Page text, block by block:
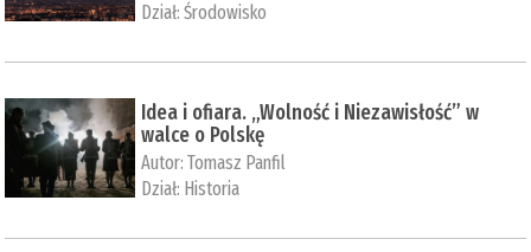
Dział:Środowisko
Idea i ofiara. „Wolność i Niezawisłość” w
walce o Polskę
Autor:Tomasz Panfil
Dział: Historia